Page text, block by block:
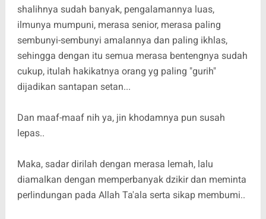
shalihnya sudah banyak, pengalamannya luas,
ilmunya mumpuni, merasa senior, merasa paling
sembunyi-sembunyi amalannya dan paling ikhlas,
sehingga dengan itu semua merasa bentengnya sudah
cukup, itulah hakikatnya orang yg paling "gurih"
dijadikan santapan setan...
Dan maaf-maaf nih ya, jin khodamnya pun susah
lepas..
Maka, sadar dirilah dengan merasa lemah, lalu
diamalkan dengan memperbanyak dzikir dan meminta
perlindungan pada Allah Ta'ala serta sikap membumi..